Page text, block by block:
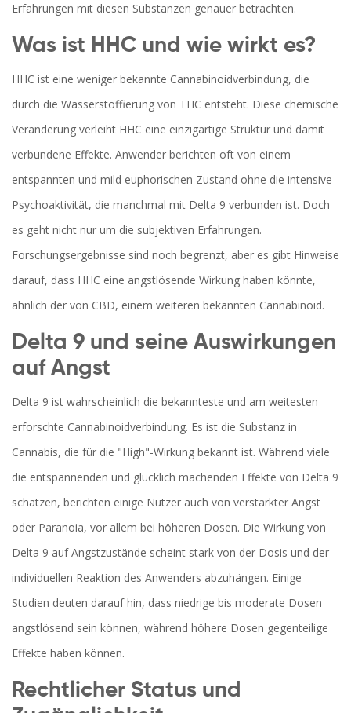
Erfahrungen mit diesen Substanzen genauer betrachten.
Was ist HHC und wie wirkt es?
HHC ist eine weniger bekannte Cannabinoidverbindung, die
durch die Wasserstoffierung von THC entsteht. Diese chemische
Veränderung verleiht HHC eine einzigartige Struktur und damit
verbundene Effekte. Anwender berichten oft von einem
entspannten und mild euphorischen Zustand ohne die intensive
Psychoaktivität, die manchmal mit Delta 9 verbunden ist. Doch
es geht nicht nur um die subjektiven Erfahrungen.
Forschungsergebnisse sind noch begrenzt, aber es gibt Hinweise
darauf, dass HHC eine angstlösende Wirkung haben könnte,
ähnlich der von CBD, einem weiteren bekannten Cannabinoid.
Delta 9 und seine Auswirkungen
auf Angst
Delta 9 ist wahrscheinlich die bekannteste und am weitesten
erforschte Cannabinoidverbindung. Es ist die Substanz in
Cannabis, die für die "High"-Wirkung bekannt ist. Während viele
die entspannenden und glücklich machenden Effekte von Delta 9
schätzen, berichten einige Nutzer auch von verstärkter Angst
oder Paranoia, vor allem bei höheren Dosen. Die Wirkung von
Delta 9 auf Angstzustände scheint stark von der Dosis und der
individuellen Reaktion des Anwenders abzuhängen. Einige
Studien deuten darauf hin, dass niedrige bis moderate Dosen
angstlösend sein können, während höhere Dosen gegenteilige
Effekte haben können.
Rechtlicher Status und